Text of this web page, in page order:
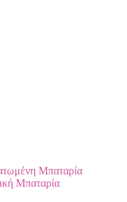
Μπαταρία
Μπαταρία